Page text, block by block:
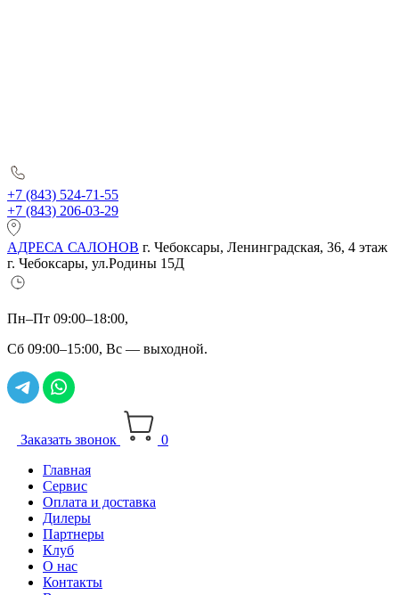
+7 (843) 524-71-55
+7 (843) 206-03-29
АДРЕСА САЛОНОВ г. Чебоксары, Ленинградская, 36, 4 этаж
г. Чебоксары, ул.Родины 15Д
Пн–Пт 09:00–18:00,
Сб 09:00–15:00, Вс — выходной.
Заказать звонок
0
Главная
Сервис
Оплата и доставка
Дилеры
Партнеры
Клуб
О нас
Контакты